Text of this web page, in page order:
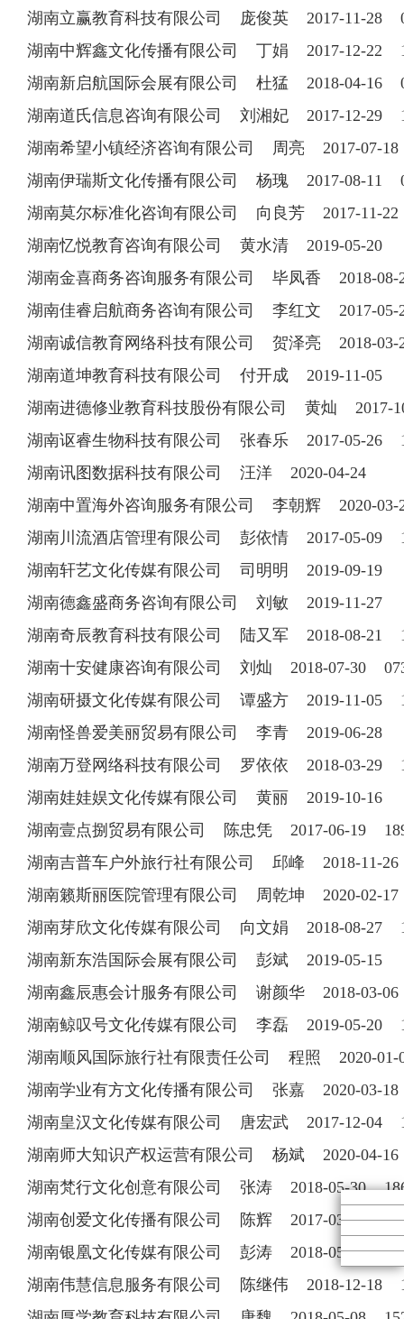
湖南立赢教育科技有限公司 庞俊英 2017-11-28
湖南中辉鑫文化传播有限公司 丁娟 2017-12-22
湖南新启航国际会展有限公司 杜猛 2018-04-16
湖南道氏信息咨询有限公司 刘湘妃 2017-12-29
湖南希望小镇经济咨询有限公司 周亮 2017-07-
湖南伊瑞斯文化传播有限公司 杨瑰 2017-08-11
湖南莫尔标准化咨询有限公司 向良芳 2017-11-
湖南忆悦教育咨询有限公司 黄水清 2019-05-20
湖南金喜商务咨询服务有限公司 毕凤香 2018-
湖南佳睿启航商务咨询有限公司 李红文 2017-
湖南诚信教育网络科技有限公司 贺泽亮 2018-
湖南道坤教育科技有限公司 付开成 2019-11-05
湖南进德修业教育科技股份有限公司 黄灿
湖南讴睿生物科技有限公司 张春乐 2017-05-26
湖南讯图数据科技有限公司 汪洋 2020-04-24
湖南中置海外咨询服务有限公司 李朝辉 2020-
湖南川流酒店管理有限公司 彭依情 2017-05-09
湖南轩艺文化传媒有限公司 司明明 2019-09-19
湖南德鑫盛商务咨询有限公司 刘敏 2019-11-27
湖南奇辰教育科技有限公司 陆又军 2018-08-21
湖南十安健康咨询有限公司 刘灿 2018-07-30
湖南研摄文化传媒有限公司 谭盛方 2019-11-05
湖南怪兽爱美丽贸易有限公司 李青 2019-06-28
湖南万登网络科技有限公司 罗依依 2018-03-29
湖南娃娃娱文化传媒有限公司 黄丽 2019-10-16
湖南壹点捌贸易有限公司 陈忠凭 2017-06-19
湖南吉普车户外旅行社有限公司 邱峰 2018-11-
湖南籁斯丽医院管理有限公司 周乾坤 2020-02-
湖南芽欣文化传媒有限公司 向文娟 2018-08-27
湖南新东浩国际会展有限公司 彭斌 2019-05-15
湖南鑫辰惠会计服务有限公司 谢颜华 2018-03-
湖南鲸叹号文化传媒有限公司 李磊 2019-05-20
湖南顺风国际旅行社有限责任公司 程照 2020-
湖南学业有方文化传播有限公司 张嘉 2020-03-
湖南皇汉文化传媒有限公司 唐宏武 2017-12-04
湖南师大知识产权运营有限公司 杨斌 2020-04-
湖南梵行文化创意有限公司 张涛 2018-05-30
湖南创爱文化传播有限公司 陈辉 2017-03-17
湖南银凰文化传媒有限公司 彭涛 2018-05-22
湖南伟慧信息服务有限公司 陈继伟 2018-12-18